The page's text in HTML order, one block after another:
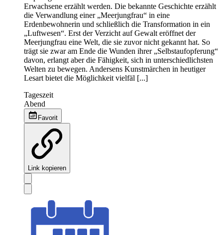
Erwachsene erzählt werden. Die bekannte Geschichte erzählt
die Verwandlung einer „Meerjungfrau“ in eine
Erdenbewohnerin und schließlich die Transformation in ein
„Luftwesen“. Erst der Verzicht auf Gewalt eröffnet der
Meerjungfrau eine Welt, die sie zuvor nicht gekannt hat. So
trägt sie zwar am Ende die Wunden ihrer „Selbstaufopferung“
davon, erlangt aber die Fähigkeit, sich in unterschiedlichsten
Welten zu bewegen. Andersens Kunstmärchen in heutiger
Lesart bietet die Möglichkeit vielfäl [...]
Tageszeit
Abend
Favorit
Link kopieren